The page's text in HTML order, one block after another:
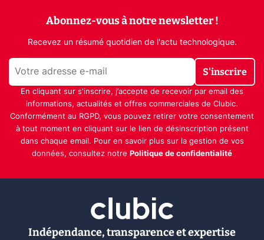
Abonnez-vous à notre newsletter !
Recevez un résumé quotidien de l'actu technologique.
S'inscrire
En cliquant sur s'inscrire, j’accepte de recevoir par email des
informations, actualités et offres commerciales de Clubic.
Conformément au RGPD, vous pouvez retirer votre consentement
à tout moment en cliquant sur le lien de désinscription présent
dans chaque email. Pour en savoir plus sur la gestion de vos
données, consultez notre Politique de confidentialité
Indépendance, transparence et expertise